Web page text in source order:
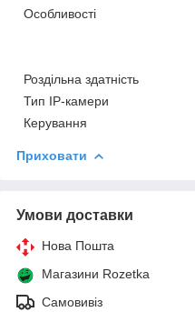
Особливості
Роздільна здатність
Тип IP-камери
Керування
Приховати
Умови доставки
Нова Пошта
Магазини Rozetka
Самовивіз